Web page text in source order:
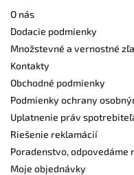
O nás
Dodacie podmienky
Množstevné a vernostné
Kontakty
Obchodné podmienky
Podmienky ochrany
Uplatnenie práv
Riešenie reklamácií
Poradenstvo, odpovedáme
Moje objednávky